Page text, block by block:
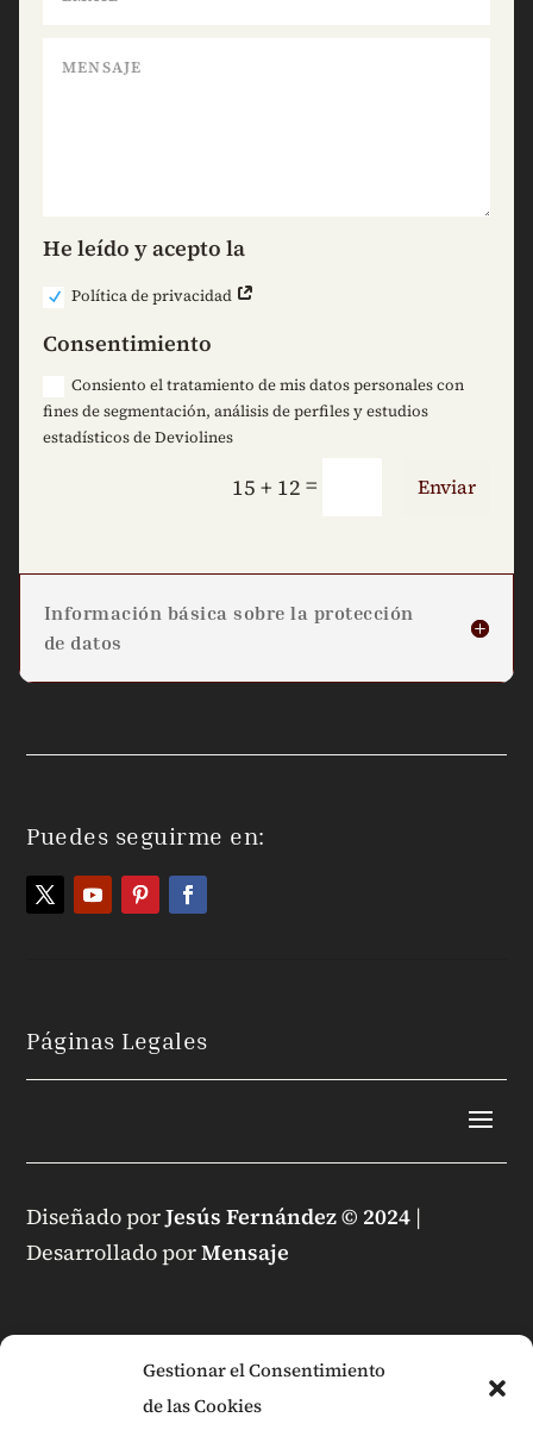
Gestionar el Consentimiento
de las Cookies
He leído y acepto la
Política de privacidad
Consentimiento
Consiento el tratamiento de mis datos personales con
fines de segmentación, análisis de perfiles y estudios
estadísticos de Deviolines
15 + 12 = Enviar
Información básica sobre la protección
de datos
Puedes seguirme en:
Páginas Legales
Diseñado porJesús Fernández © 2024 |
Desarrollado porMensaje